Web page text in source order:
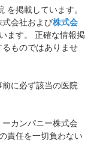
を掲載しています。
会社および株式会
ます。 正確な情報掲
ものではありませ
に必ず該当の医院
カンパニー株式会
責任を一切負わない